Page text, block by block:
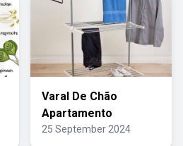
Varal De Chão
Apartamento
25 September 2024